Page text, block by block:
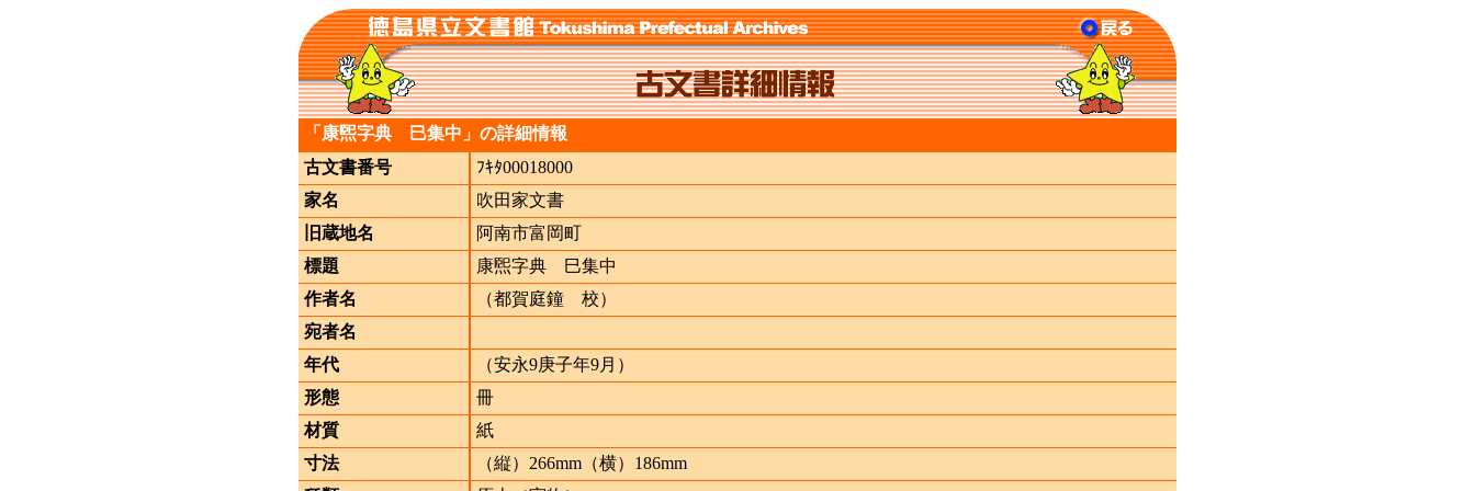
「康煕字典 巳集中」の詳細情報
古文書番号
ﾌｷﾀ00018000
家名
吹田家文書
旧蔵地名
阿南市富岡町
標題
康煕字典 巳集中
作者名
（都賀庭鐘 校）
宛者名
年代
（安永9庚子年9月）
形態
冊
材質
紙
寸法
（縦）266mm（横）186mm